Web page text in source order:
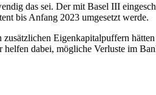
das sei. Der mit Basel III
bis Anfang 2023 umgesetzt werde.
Eigenkapitalpuffern
dabei, mögliche Verluste im